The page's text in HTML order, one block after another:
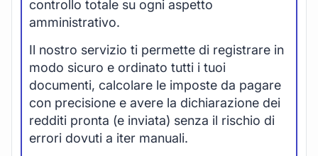
controllo totale su ogni aspetto
amministrativo.
Il nostro servizio ti permette di registrare in
modo sicuro e ordinato tutti i tuoi
documenti, calcolare le imposte da pagare
con precisione e avere la dichiarazione dei
redditi pronta (e inviata) senza il rischio di
errori dovuti a iter manuali.